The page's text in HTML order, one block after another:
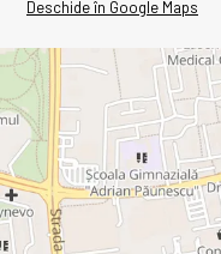
Deschide în Google Maps